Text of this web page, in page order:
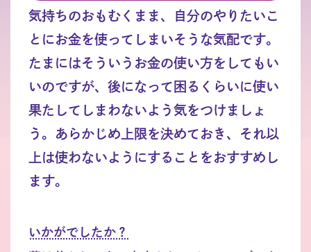
気持ちのおもむくまま、自分のやりたいこ
とにお金を使ってしまいそうな気配です。
たまにはそういうお金の使い方をしてもい
いのですが、後になって困るくらいに使い
果たしてしまわないよう気をつけましょ
う。あらかじめ上限を決めておき、それ以
上は使わないようにすることをおすすめし
ます。
いかがでしたか？